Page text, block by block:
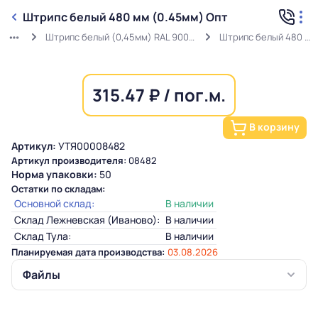
Штрипс белый 480 мм (0.45мм) Опт
Штрипс белый (0,45мм) RAL 9003 ГОСТ в защитной пленке Штрипс белый 480 мм (0.45мм) Опт
315.47 ₽ / пог.м.
В корзину
Артикул: УТЯ00008482
Артикул производителя: 08482
Норма упаковки: 50
Остатки по складам:
Основной склад:
В наличии
Склад Лежневская (Иваново): В наличии
Склад Тула:
В наличии
Планируемая дата производства: 03.08.2026
Файлы